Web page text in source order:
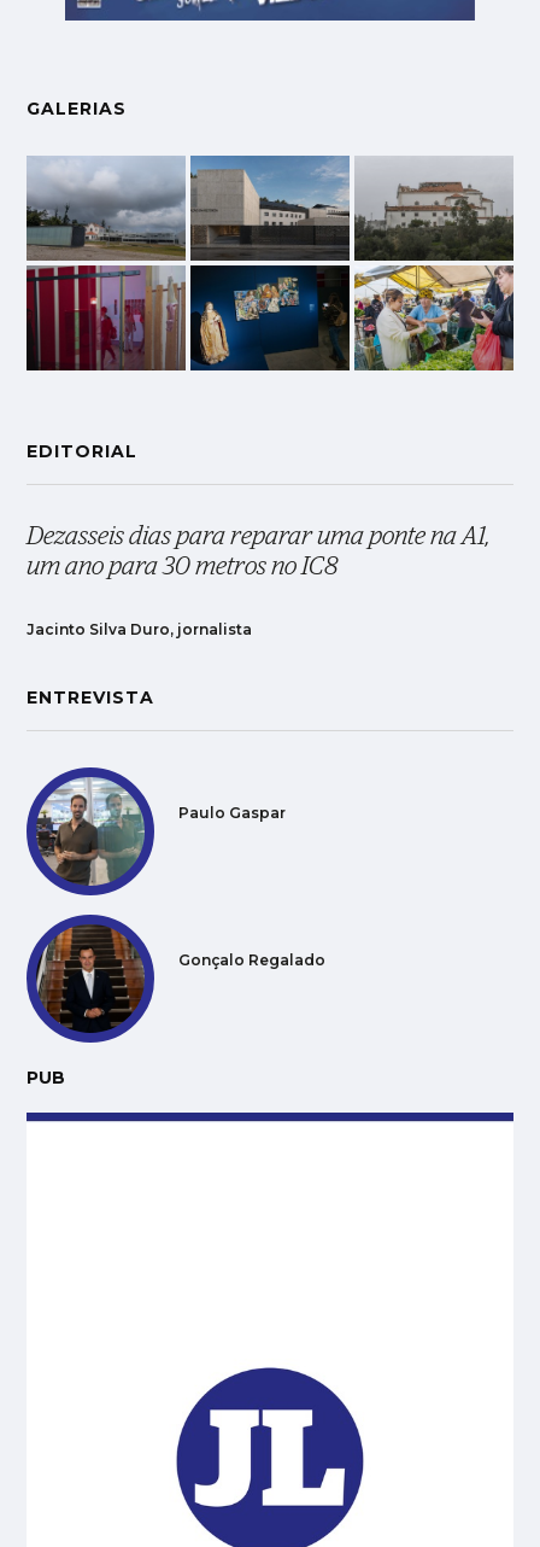
GALERIAS
EDITORIAL
Dezasseis dias para reparar uma ponte na A1,
um ano para 30 metros no IC8
Jacinto Silva Duro, jornalista
ENTREVISTA
Paulo Gaspar
Gonçalo Regalado
PUB